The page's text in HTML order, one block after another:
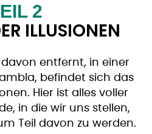
2
ILLUSIONEN
entfernt, in einer
befindet sich das
Hier ist alles voller
in die wir uns stellen,
Teil davon zu werden.